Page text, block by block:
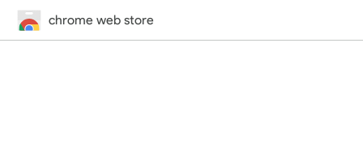
chrome web store